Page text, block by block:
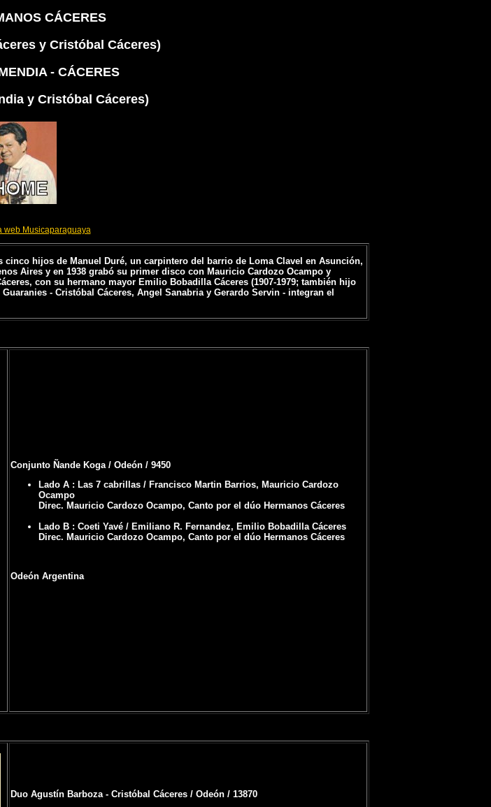
CÁCERES
y Cristóbal Cáceres)
- CÁCERES
y Cristóbal Cáceres)
web Musicaparaguaya
hijos de Manuel Duré, un carpintero del barrio de Loma Clavel en Asunción,
Aires y en 1938 grabó su primer disco con Mauricio Cardozo Ocampo y
con su hermano mayor Emilio Bobadilla Cáceres (1907-1979; también hijo
- Cristóbal Cáceres, Angel Sanabria y Gerardo Servin - integran el
Conjunto Ñande Koga / Odeón / 9450
Lado A : Las 7 cabrillas / Francisco Martin Barrios, Mauricio Cardozo
Ocampo
Direc. Mauricio Cardozo Ocampo, Canto por el dúo Hermanos Cáceres
Lado B : Coeti Yavé / Emiliano R. Fernandez, Emilio Bobadilla Cáceres
Direc. Mauricio Cardozo Ocampo, Canto por el dúo Hermanos Cáceres
Odeón Argentina
Duo Agustín Barboza - Cristóbal Cáceres / Odeón / 13870